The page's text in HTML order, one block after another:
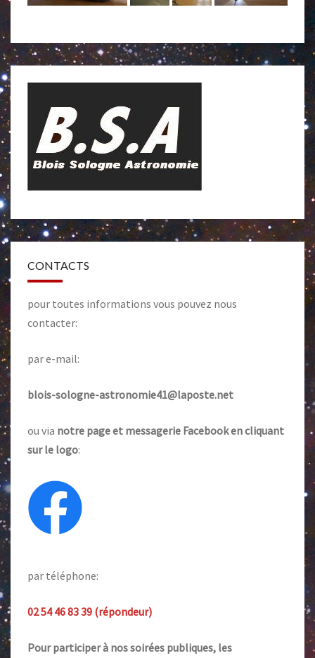
CONTACTS
pour toutes informations vous pouvez nous
contacter:
par e-mail:
blois-sologne-astronomie41@laposte.net
ou via notre page et messagerie Facebook en cliquant
sur le logo:
par téléphone:
02 54 46 83 39 (répondeur)
Pour participer à nos soirées publiques, les